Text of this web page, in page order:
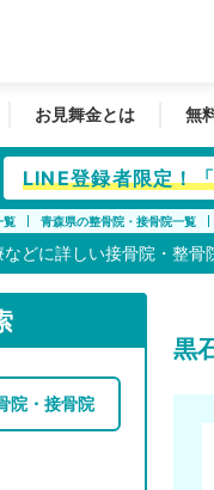
お見舞金とは 無
LINE登録者限定！
覧 青森県の整骨院・接骨院一覧
どに詳しい接骨院・整骨
院・接骨院
黒